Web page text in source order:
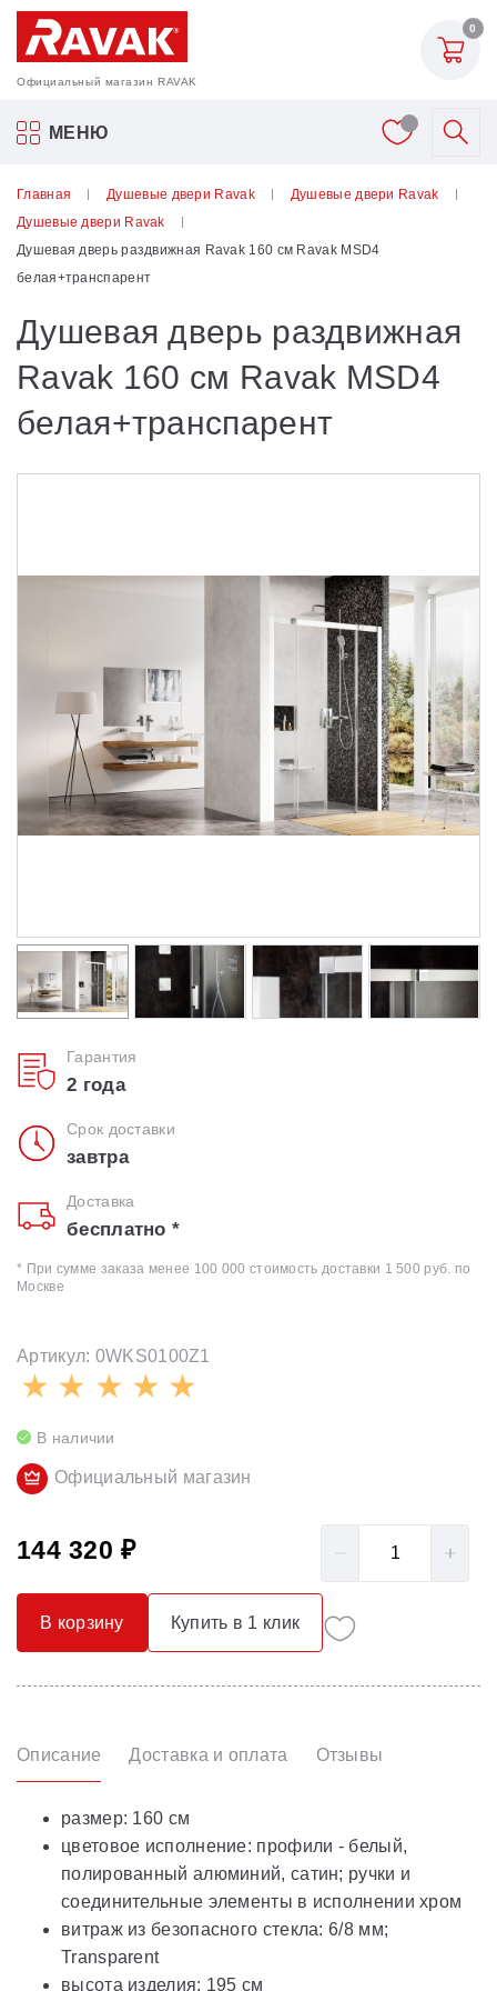
Официальный магазин RAVAK
0
МЕНЮ
Акриловые ванны Ravak
Шторки для ванн
Аксессуары
Унитазы и биде
Душевые двери
Сиденья OVO для душевых уголков
Полотенцесушители
Гидромассаж для ванны
Душевые каналы
Средства ухода
Главная Душевые двери Ravak
Душевые двери Ravak
Душевые двери Ravak
Душевая дверь раздвижная Ravak 160 см Ravak MSD4
белая+транспарент
Душевая дверь раздвижная
Ravak 160 см Ravak MSD4
белая+транспарент
Гарантия
2 года
Срок доставки
завтра
Доставка
бесплатно *
* При сумме заказа менее 100 000 стоимость доставки 1 500 руб. по
Москве
Артикул: 0WKS0100Z1
В наличии
Официальный магазин
144 320 ₽
В корзину Купить в 1 клик
Описание Доставка и оплата Отзывы
размер: 160 cм
цветовое исполнение: профили - белый,
полированный алюминий, сатин; ручки и
соединительные элементы в исполнении хром
витраж из безопасного стекла: 6/8 мм;
Transparent
высота изделия: 195 cм